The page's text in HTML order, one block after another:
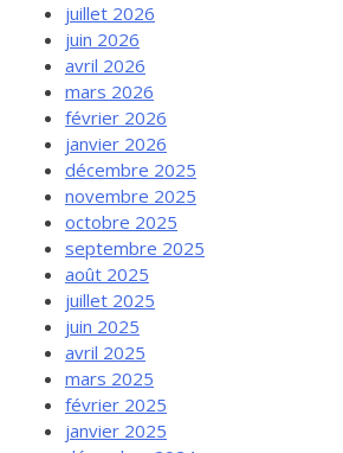
juillet 2026
juin 2026
avril 2026
mars 2026
février 2026
janvier 2026
décembre 2025
novembre 2025
octobre 2025
septembre 2025
août 2025
juillet 2025
juin 2025
avril 2025
mars 2025
février 2025
janvier 2025